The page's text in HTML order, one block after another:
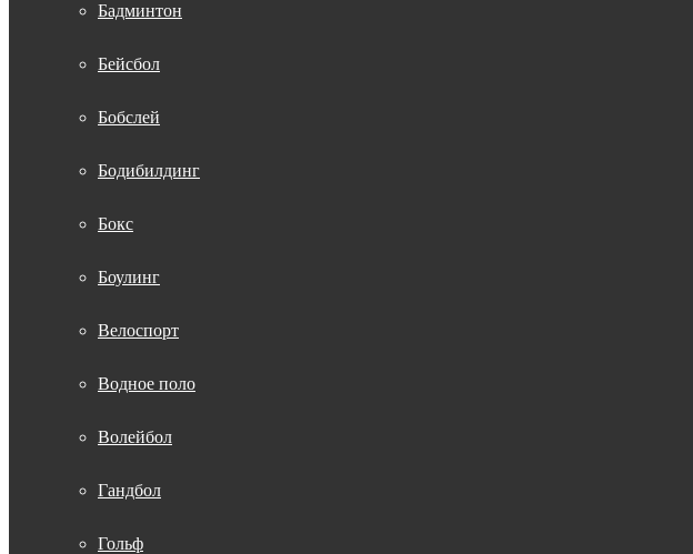
Бадминтон
Бейсбол
Бобслей
Бодибилдинг
Бокс
Боулинг
Велоспорт
Водное поло
Волейбол
Гандбол
Гольф